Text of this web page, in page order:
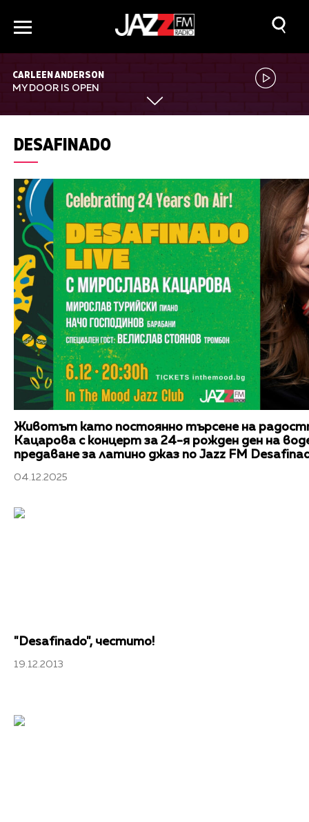
CARLEEN ANDERSON
MY DOOR IS OPEN
DESAFINADO
Животът като постоянно търсене на
Кацарова с концерт за 24-я рожден ден на
предаване за латино джаз по Jazz FM
04.12.2025
"Desafinado", честито!
19.12.2013